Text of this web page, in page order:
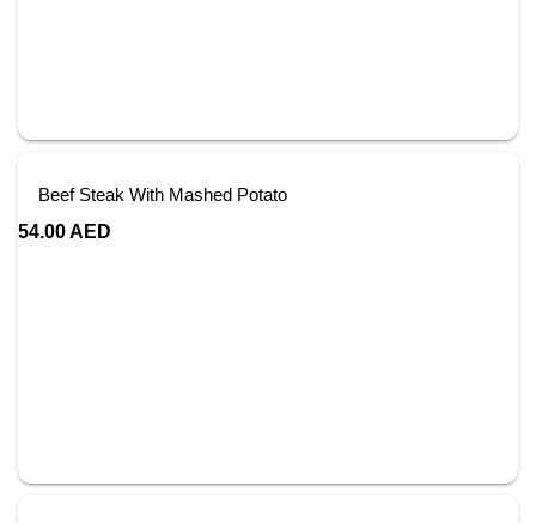
Beef Steak With Mashed Potato
54.00AED